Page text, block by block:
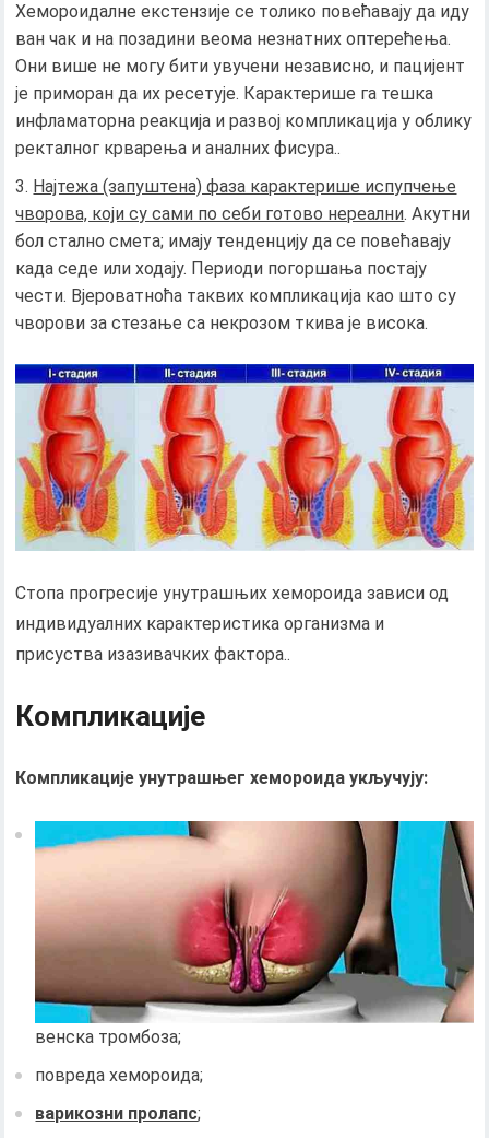
Хемороидалне екстензије се толико повећавају да иду
ван чак и на позадини веома незнатних оптерећења.
Они више не могу бити увучени независно, и пацијент
је приморан да их ресетује. Карактерише га тешка
инфламаторна реакција и развој компликација у облику
ректалног крварења и аналних фисура..
Најтежа (запуштена) фаза карактерише испупчење
чворова, који су сами по себи готово нереални. Акутни
бол стално смета; имају тенденцију да се повећавају
када седе или ходају. Периоди погоршања постају
чести. Вјероватноћа таквих компликација као што су
чворови за стезање са некрозом ткива је висока.
Стопа прогресије унутрашњих хемороида зависи од
индивидуалних карактеристика организма и
присуства изазивачких фактора..
Компликације
Компликације унутрашњег хемороида укључују:
венска тромбоза;
повреда хемороида;
варикозни пролапс;